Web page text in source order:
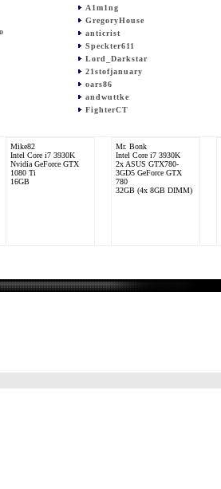
A1m1ng
GregoryHouse
anticrist
Speckter611
Lord_Darkstar
21stofjanuary
oars86
andwuttke
FighterCT
Mike82
Intel Core i7 3930K
Nvidia GeForce GTX
1080 Ti
16GB
Mr. Bonk
Intel Core i7 3930K
2x ASUS GTX780-
3GD5 GeForce GTX
780
32GB (4x 8GB DIMM)
720 Black Edition
ATI Radeon HD 4850
5600
Nvidia 8800GTS